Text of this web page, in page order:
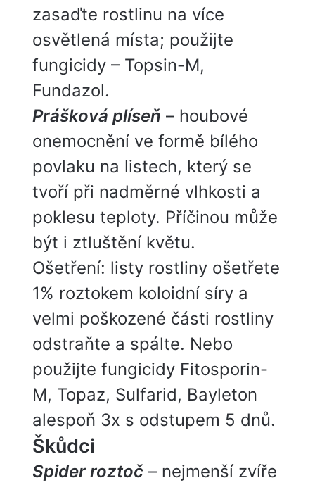
zasaďte rostlinu na více
osvětlená místa; použijte
fungicidy – Topsin-M,
Fundazol.
Prášková plíseň – houbové
onemocnění ve formě bílého
povlaku na listech, který se
tvoří při nadměrné vlhkosti a
poklesu teploty. Příčinou může
být i ztluštění květu.
Ošetření: listy rostliny ošetřete
1% roztokem koloidní síry a
velmi poškozené části rostliny
odstraňte a spálte. Nebo
použijte fungicidy Fitosporin-
M, Topaz, Sulfarid, Bayleton
alespoň 3x s odstupem 5 dnů.
Škůdci
Spider roztoč – nejmenší zvíře